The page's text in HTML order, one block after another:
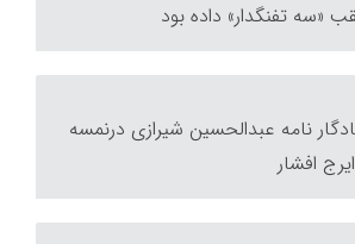
«سه تفنگدار» داده بود
نامه عبدالحسین شیرازی درنمسه
افشار